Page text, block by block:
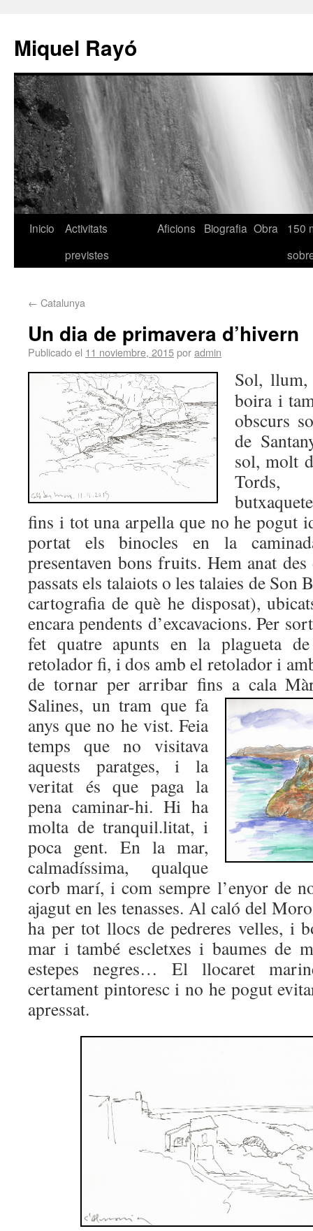
Miquel Rayó
Inicio
Activitats
previstes
Aficions Biografia Obra
150
← Catalunya
Un dia de primavera d’hivern
Publicado el 11 noviembre, 2015poradmin
Sol,
boira i
obscurs
de
sol, molt
Tords,
fins i tot una arpella que no he pogut
portat els binocles en la
presentaven bons fruits. Hem anat
passats els talaiots o les talaies de Son
cartografia de què he disposat),
encara pendents d’excavacions. Per
fet quatre apunts en la plagueta
retolador fi, i dos amb el retolador i
de tornar per arribar fins a cala
Salines, un tram que fa
anys que no he vist. Feia
temps que no visitava
aquests paratges, i la
veritat és que paga la
pena caminar-hi. Hi ha
molta de tranquil.litat, i
poca gent. En la mar,
calmadíssima, qualque
corb marí, i com sempre l’enyor de
ajagut en les tenasses. Al caló del
ha per tot llocs de pedreres velles, i
mar i també escletxes i baumes de
estepes negres… El llocaret
certament pintoresc i no he pogut
apressat.